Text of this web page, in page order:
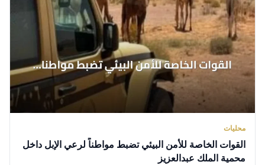
محليات
القوات الخاصة للأمن البيئي تضبط مواطناً لرعي الإبل داخل
محمية الملك عبدالعزيز